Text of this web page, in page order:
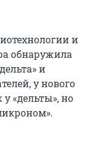
и
обнаружила
и
у нового
«дельты», но